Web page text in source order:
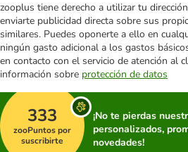
zooplus tiene derecho a utilizar tu
enviarte publicidad directa sobre sus
similares. Puedes oponerte a ello en
ningún gasto adicional a los gastos
en contacto con el servicio de atención al
información sobre protección de datos
333
zooPuntos por
suscribirte
¡No te pierdas
personalizados,
novedades!